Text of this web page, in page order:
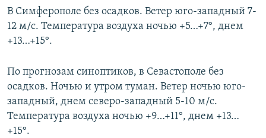
В Симферополе без осадков. Ветер юго-западный 7-
12 м/с. Температура воздуха ночью +5…+7°, днем
+13…+15°.
По прогнозам синоптиков, в Севастополе без
осадков. Ночью и утром туман. Ветер ночью юго-
западный, днем северо-западный 5-10 м/с.
Температура воздуха ночью +9…+11°, днем +13…
+15°.